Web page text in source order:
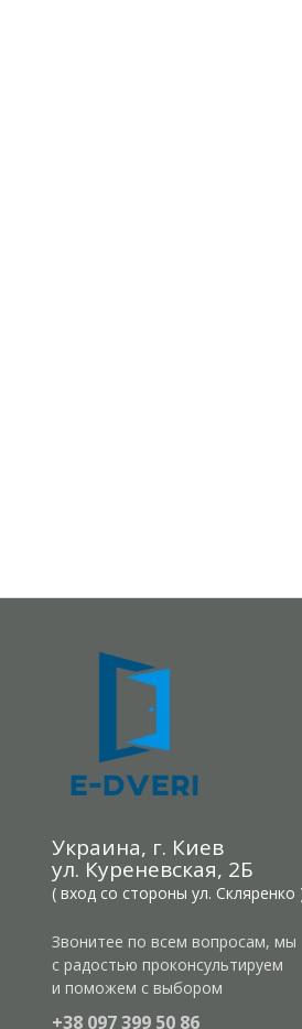
Украина, г. Киев
ул. Куреневская, 2Б
( вход со стороны ул. Скляренко
Звонитее по всем вопросам, мы
с радостью проконсультируем
и поможем с выбором
+38 097 399 50 86